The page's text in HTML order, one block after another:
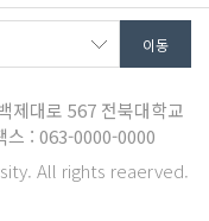
제대로 567 전북대학교
스 : 063-0000-0000
All rights reaerved.